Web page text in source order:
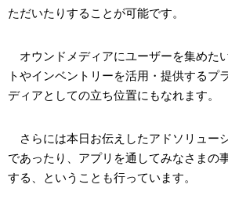
ただいたりすることが可能です。
オウンドメディアにユーザーを集めた
トやインベントリーを活用・提供するプ
ディアとしての立ち位置にもなれます。
さらには本日お伝えしたアドソリュー
であったり、アプリを通してみなさまの
する、ということも行っています。